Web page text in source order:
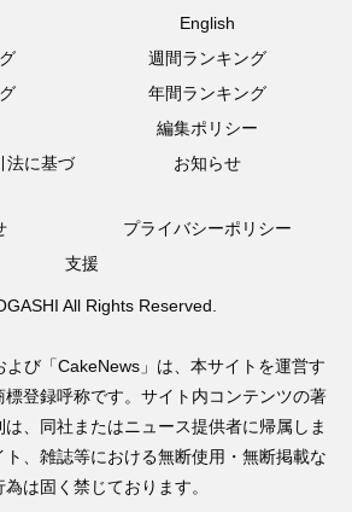
English
週間ランキング
年間ランキング
編集ポリシー
法に基づ
お知らせ
プライバシーポリシー
支援
All Rights Reserved.
よび「CakeNews」は、本サイトを運営す
登録呼称です。サイト内コンテンツの著
、同社またはニュース提供者に帰属しま
、雑誌等における無断使用・無断掲載な
為は固く禁じております。